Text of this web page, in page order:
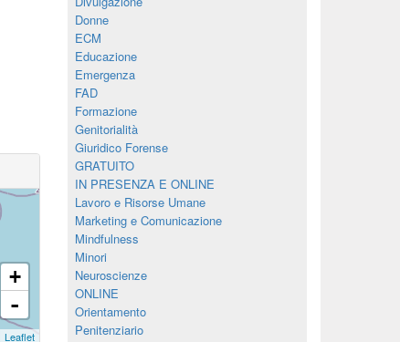
+
-
Leaflet
Donne
ECM
Educazione
Emergenza
FAD
Formazione
Genitorialità
Giuridico Forense
GRATUITO
IN PRESENZA E ONLINE
Lavoro e Risorse Umane
Marketing e Comunicazione
Mindfulness
Minori
Neuroscienze
ONLINE
Orientamento
Penitenziario